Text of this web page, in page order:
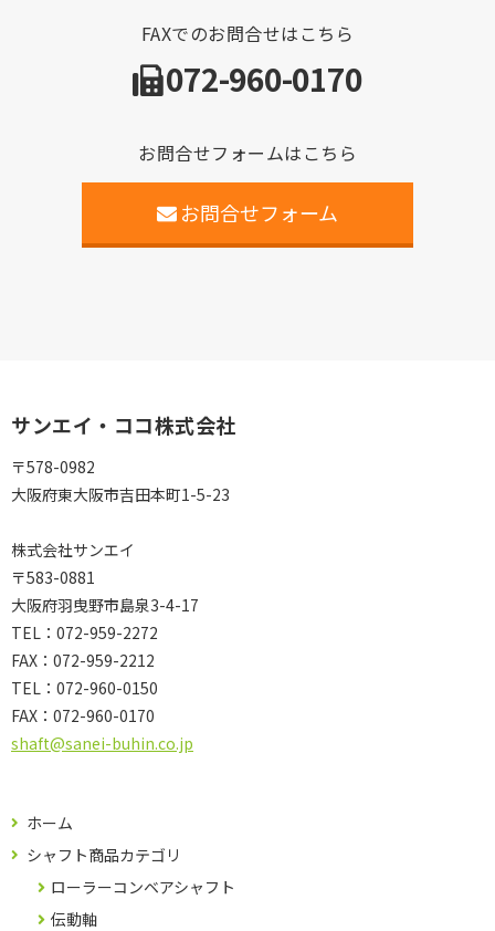
FAXでのお問合せはこちら
072-960-0170
お問合せフォームはこちら
お問合せフォーム
サンエイ・ココ株式会社
〒578-0982
大阪府東大阪市吉田本町1-5-23
株式会社サンエイ
〒583-0881
大阪府羽曳野市島泉3-4-17
TEL：072-959-2272
FAX：072-959-2212
TEL： 072-960-0150
FAX： 072-960-0170
shaft@sanei-buhin.co.jp
ホーム
シャフト商品カテゴリ
ローラーコンベアシャフト
伝動軸